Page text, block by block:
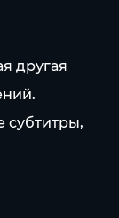
другая
субтитры,